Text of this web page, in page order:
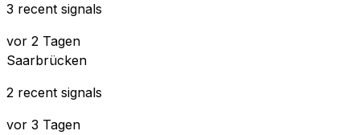
3 recent signals
vor 2 Tagen
Saarbrücken
2 recent signals
vor 3 Tagen